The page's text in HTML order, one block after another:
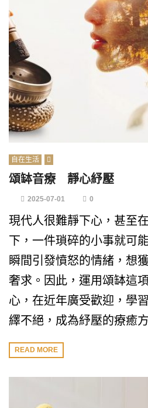
自在生活
頌缽音療 靜心紓壓
2025-07-01 0
現代人很難靜下心，甚至
下，一件瑣碎的小事就可
瞬間引發憤怒的情緒，想
奢求。因此，運用頌缽這
心，在近年廣受歡迎，學
繹不絕，成為紓壓的療癒
READ MORE